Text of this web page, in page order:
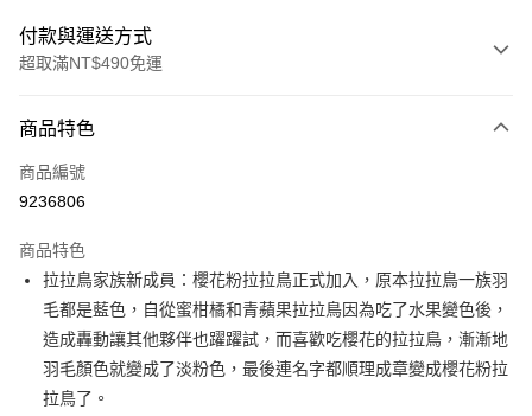
付款與運送方式
超取滿NT$490免運
信用卡一次付款
超商取貨付款
Apple Pay
街口支付
悠遊付
AFTEE先享後付
商品特色
商品編號
9236806
商品特色
拉拉鳥家族新成員：櫻花粉拉拉鳥正式加入，原本拉拉鳥一族羽
毛都是藍色，自從蜜柑橘和青蘋果拉拉鳥因為吃了水果變色後，
造成轟動讓其他夥伴也躍躍試，而喜歡吃櫻花的拉拉鳥，漸漸地
羽毛顏色就變成了淡粉色，最後連名字都順理成章變成櫻花粉拉
拉鳥了。